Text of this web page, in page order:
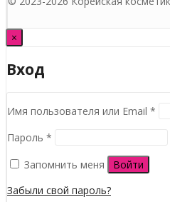
×
Вход
Имя пользователя или Email *
Пароль *
Запомнить меня
Войти
Забыли свой пароль?